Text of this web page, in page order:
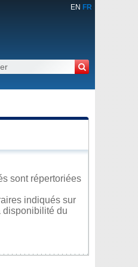
EN FR
sont répertoriées
indiqués sur
disponibilité du